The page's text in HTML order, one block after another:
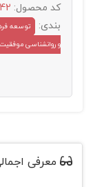
کد محصول:
بندی:
توسعه
و روانشناسی موفقیت
معرفی